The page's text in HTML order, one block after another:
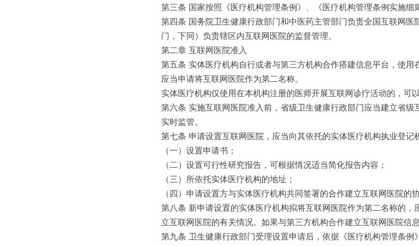
第三条 国家按照《医疗机构管理条例》、《医疗机构管理条例实施细
第四条 国务院卫生健康行政部门和中医药主管部门负责全国互联网
门，下同）负责辖区内互联网医院的监督管理。
第二章 互联网医院准入
第五条 实体医疗机构自行或者与第三方机构合作搭建信息平台，使
应当申请将互联网医院作为第二名称。
实体医疗机构仅使用在本机构注册的医师开展互联网诊疗活动的，可
第六条 实施互联网医院准入前，省级卫生健康行政部门应当建立省
实时监管。
第七条 申请设置互联网医院，应当向其依托的实体医疗机构执业登记
（一）设置申请书；
（二）设置可行性研究报告，可根据情况适当简化报告内容；
（三）所依托实体医疗机构的地址；
（四）申请设置方与实体医疗机构共同签署的合作建立互联网医院的协
第八条 新申请设置的实体医疗机构拟将互联网医院作为第二名称的
立互联网医院的有关情况。如果与第三方机构合作建立互联网医院信
第九条 卫生健康行政部门受理设置申请后，依据《医疗机构管理条